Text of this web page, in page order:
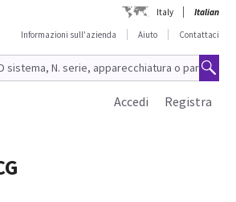
Italy
Italian
Informazioni sull'azienda
Aiuto Contattaci
Registra
Accedi